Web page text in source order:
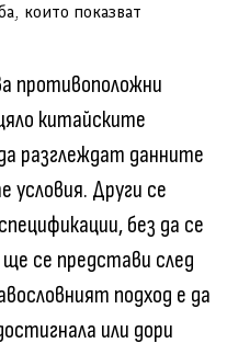
които показват
противоположни
китайските
разглеждат данните
условия. Други се
без да се
се представи след
подход е да
или дори